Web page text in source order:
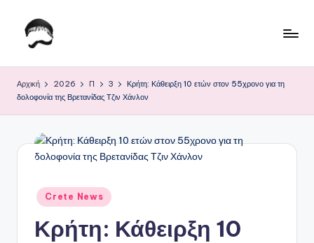
Μετάβαση
ο
Κ
Αρχική 2026 Π 3
Κρήτη: Κάθειρξη 10 ετών στον 55χρονο για τη
δολοφονία της Βρετανίδας Τζιν Χάνλον
Αναρτήθηκε
σε
Crete News
Κρήτη: Κάθειρξη 10